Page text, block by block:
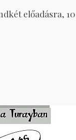
előadásra,